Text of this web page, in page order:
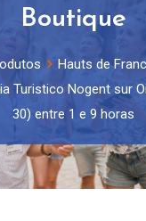
Boutique
Hauts de
Turistico Nogent sur
30) entre 1 e 9 horas